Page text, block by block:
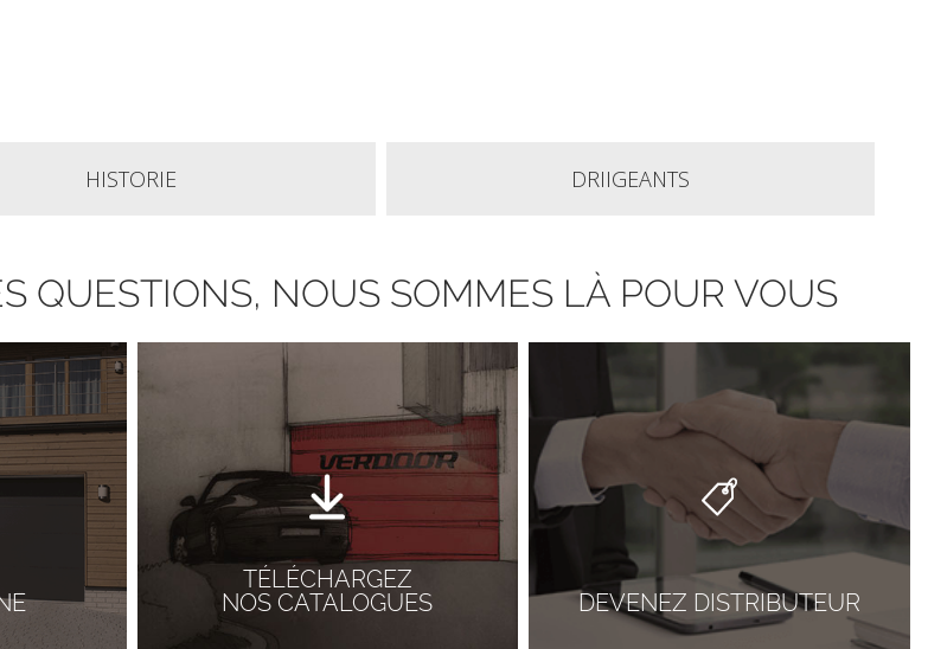
HISTORIE DRIIGEANTS
QUESTIONS, NOUS SOMMES LÀ POUR VOUS
TÉLÉCHARGEZ
NOS CATALOGUES
DEVENEZ DISTRIBUTEUR